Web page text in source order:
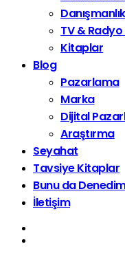
TV &
Kitaplar
Blog
Pazarlama
Marka
Dijital
Araştırma
Seyahat
Tavsiye Kitaplar
Bunu da
İletişim